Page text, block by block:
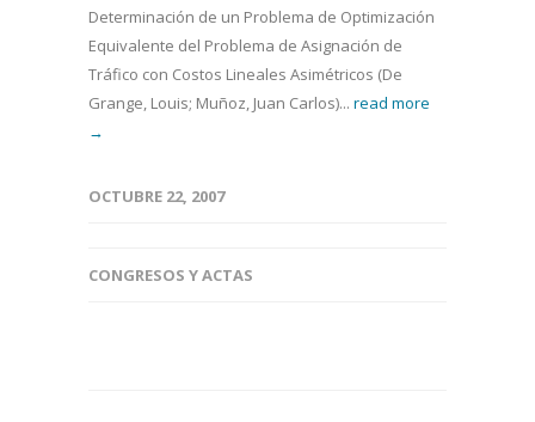
Determinación de un Problema de Optimización
Equivalente del Problema de Asignación de
Tráfico con Costos Lineales Asimétricos (De
Grange, Louis; Muñoz, Juan Carlos)... read more
→
OCTUBRE 22, 2007
CONGRESOS Y ACTAS